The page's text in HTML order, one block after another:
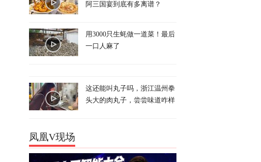
阿三国宴到底有多离谱？
用3000只生蚝做一道菜！最后
一口人麻了
这还能叫丸子吗，浙江温州拳
头大的肉丸子，尝尝味道咋样
凤凰V现场